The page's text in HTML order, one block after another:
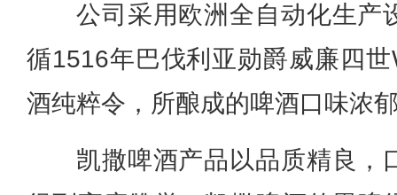
公司采用欧洲全自动化生产
循1516年巴伐利亚勋爵威廉四
酒纯粹令，所酿成的啤酒口味浓
凯撒啤酒产品以品质精良，